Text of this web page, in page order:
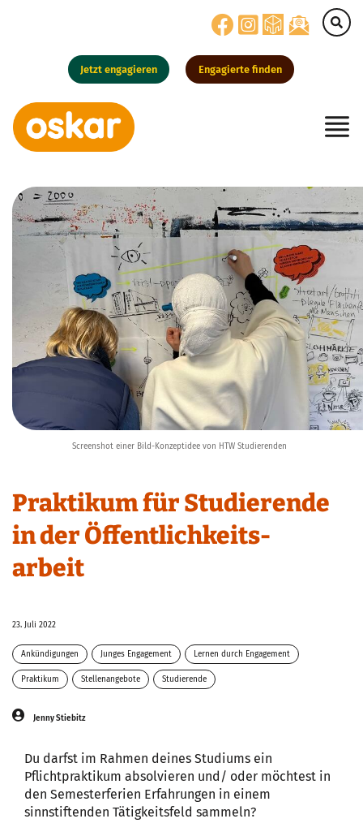
Jetzt engagieren Engagierte finden
Hauptnavigation
Screenshot einer Bild-Konzeptidee von HTW Studierenden
Praktikum für Studierende
in der Öffentlichkeits-
arbeit
23. Juli 2022
Ankündigungen Junges Engagement Lernen durch Engagement
Lichtenberg Über uns
Praktikum Stellenangebote Studierende
Jenny Stiebitz
Du darfst im Rahmen deines Studiums ein
Pflichtpraktikum absolvieren und/ oder möchtest in
den Semesterferien Erfahrungen in einem
sinnstiftenden Tätigkeitsfeld sammeln?